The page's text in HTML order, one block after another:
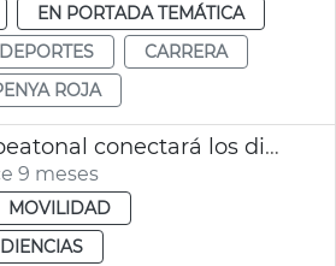
EN PORTADA TEMÁTICA
DEPORTES
CARRERA
ROJA
Camino ciclopeatonal conectará los distritos de Poblats Marítims, Camins al Grau y Quatre Carreres
9 meses
MOVILIDAD